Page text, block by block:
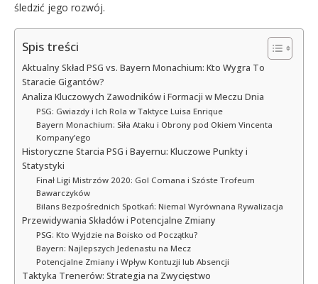
śledzić jego rozwój.
Spis treści
Aktualny Skład PSG vs. Bayern Monachium: Kto Wygra To
Staracie Gigantów?
Analiza Kluczowych Zawodników i Formacji w Meczu Dnia
PSG: Gwiazdy i Ich Rola w Taktyce Luisa Enrique
Bayern Monachium: Siła Ataku i Obrony pod Okiem Vincenta
Kompany’ego
Historyczne Starcia PSG i Bayernu: Kluczowe Punkty i
Statystyki
Finał Ligi Mistrzów 2020: Gol Comana i Szóste Trofeum
Bawarczyków
Bilans Bezpośrednich Spotkań: Niemal Wyrównana Rywalizacja
Przewidywania Składów i Potencjalne Zmiany
PSG: Kto Wyjdzie na Boisko od Początku?
Bayern: Najlepszych Jedenastu na Mecz
Potencjalne Zmiany i Wpływ Kontuzji lub Absencji
Taktyka Trenerów: Strategia na Zwycięstwo